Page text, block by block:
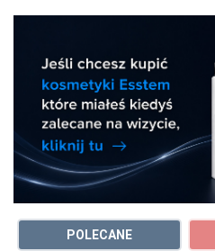
POLECANE